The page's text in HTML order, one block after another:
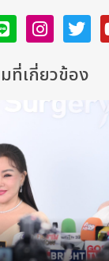
ที่เกี่ยวข้อง